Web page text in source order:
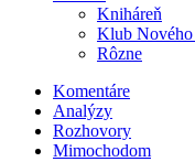
Kniháreň
Klub Nového
Rôzne
Komentáre
Analýzy
Rozhovory
Mimochodom